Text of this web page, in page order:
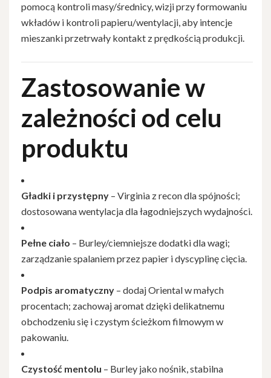
pomocą kontroli masy/średnicy, wizji przy formowaniu
wkładów i kontroli papieru/wentylacji, aby intencje
mieszanki przetrwały kontakt z prędkością produkcji.
Zastosowanie w
zależności od celu
produktu
Gładki i przystępny – Virginia z recon dla spójności;
dostosowana wentylacja dla łagodniejszych wydajności.
Pełne ciało – Burley/ciemniejsze dodatki dla wagi;
zarządzanie spalaniem przez papier i dyscyplinę cięcia.
Podpis aromatyczny – dodaj Oriental w małych
procentach; zachowaj aromat dzięki delikatnemu
obchodzeniu się i czystym ścieżkom filmowym w
pakowaniu.
Czystość mentolu – Burley jako nośnik, stabilna